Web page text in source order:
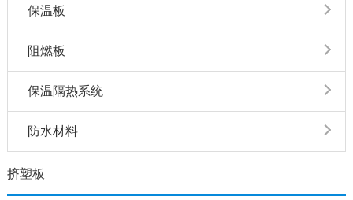
保温板
阻燃板
保温隔热系统
防水材料
挤塑板